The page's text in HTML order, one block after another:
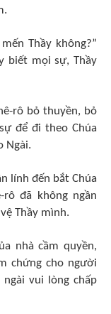
Thầy không?”
biết mọi sự, Thầy
rô bỏ thuyền, bỏ
để đi theo Chúa
Ngài.
lính đến bắt Chúa
rô đã không ngần
Thầy mình.
nhà cầm quyền,
chứng cho người
vui lòng chấp